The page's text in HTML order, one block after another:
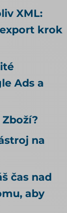
že za ni
nikdo
pořádku
lidí
jestli vás
u vás
u
to
se to?
něco
a UX pro
XML:
krok
Ads a
na
čas nad
aby